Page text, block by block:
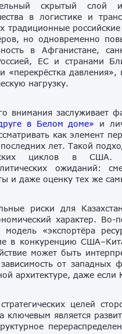
скрытый слой
в логистике и
традиционные
но одновременно
в Афганистане,
ЕС и странами
«перекрёстка
нагрузку.
внимания заслуживает
в Белом доме» и
как элемент
лет. Такой
циклов в США.
ожиданий:
и даже оценку тех же
риски для
характер.
модель «экспортёра
в конкуренцию
может быть
от западных
архитектуре, даже если
целей
ключевым является